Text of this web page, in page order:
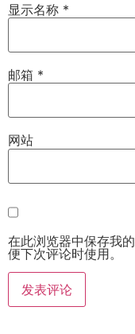
显示名称 *
邮箱 *
网站
在此浏览器中保存我
便下次评论时使用。